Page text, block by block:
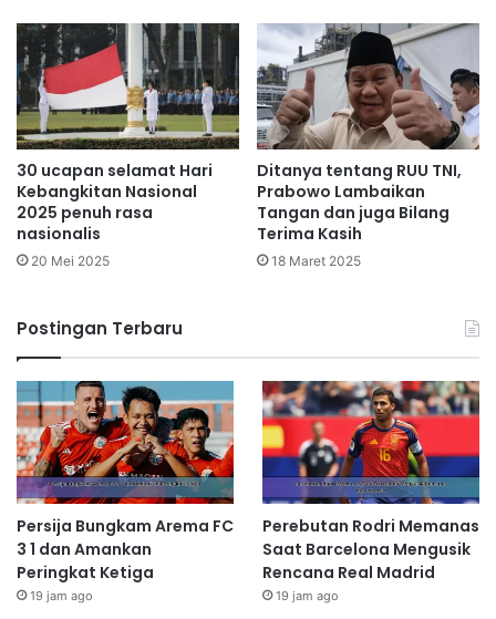
30 ucapan selamat Hari
Kebangkitan Nasional
2025 penuh rasa
nasionalis
20 Mei 2025
Ditanya tentang RUU TNI,
Prabowo Lambaikan
Tangan dan juga Bilang
Terima Kasih
18 Maret 2025
Postingan Terbaru
Persija Bungkam Arema FC
3 1 dan Amankan
Peringkat Ketiga
19 jam ago
Perebutan Rodri Memanas
Saat Barcelona Mengusik
Rencana Real Madrid
19 jam ago